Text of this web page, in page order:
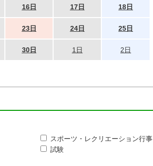
16日 17日 18日
23日 24日 25日
30日 1日 2日
スポーツ・レクリエーション行事
試験